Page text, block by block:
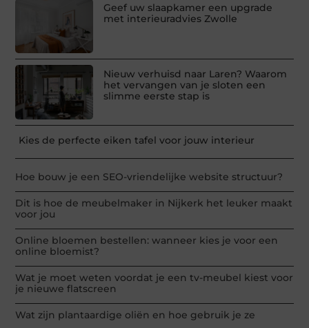
Geef uw slaapkamer een upgrade
met interieuradvies Zwolle
Nieuw verhuisd naar Laren? Waarom
het vervangen van je sloten een
slimme eerste stap is
Kies de perfecte eiken tafel voor jouw interieur
Hoe bouw je een SEO-vriendelijke website structuur?
Dit is hoe de meubelmaker in Nijkerk het leuker maakt
voor jou
Online bloemen bestellen: wanneer kies je voor een
online bloemist?
Wat je moet weten voordat je een tv-meubel kiest voor
je nieuwe flatscreen
Wat zijn plantaardige oliën en hoe gebruik je ze